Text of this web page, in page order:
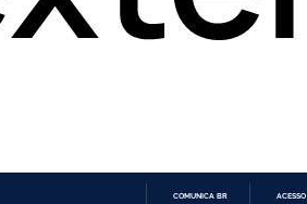
COMUNICA BR